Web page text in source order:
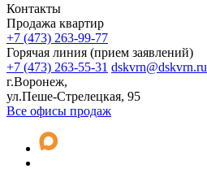
Контакты
Продажа квартир
+7 (473) 263-99-77
Горячая линия (прием заявлений)
+7 (473) 263-55-31 dskvrn@dskvrn.ru
г.Воронеж,
ул.Пеше-Стрелецкая, 95
Все офисы продаж